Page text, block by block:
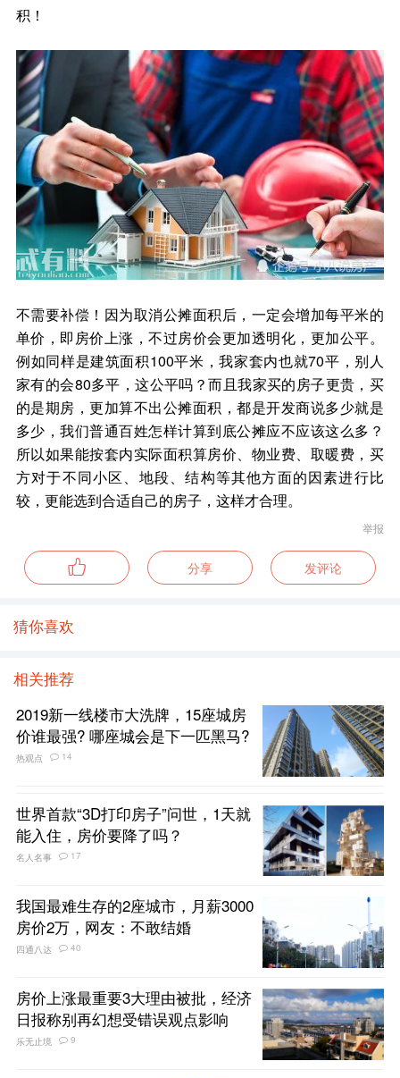
积！
不需要补偿！因为取消公摊面积后，一定会增加每平米的
单价，即房价上涨，不过房价会更加透明化，更加公平。
例如同样是建筑面积100平米，我家套内也就70平，别人
家有的会80多平，这公平吗？而且我家买的房子更贵，买
的是期房，更加算不出公摊面积，都是开发商说多少就是
多少，我们普通百姓怎样计算到底公摊应不应该这么多？
所以如果能按套内实际面积算房价、物业费、取暖费，买
方对于不同小区、地段、结构等其他方面的因素进行比
较，更能选到合适自己的房子，这样才合理。
举报
分享 发评论
猜你喜欢
相关推荐
2019新一线楼市大洗牌，15座城房
价谁最强? 哪座城会是下一匹黑马?
热观点 14
世界首款“3D打印房子”问世，1天就
能入住，房价要降了吗？
名人名事 17
我国最难生存的2座城市，月薪3000
房价2万，网友：不敢结婚
四通八达 40
房价上涨最重要3大理由被批，经济
日报称别再幻想受错误观点影响
乐无止境 9